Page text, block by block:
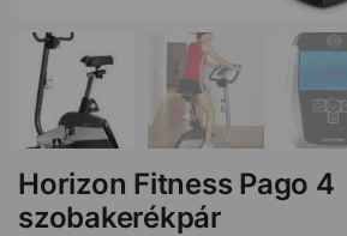
Horizon Fitness Pago 4
szobakerékpár